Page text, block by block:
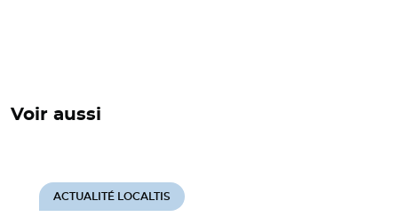
Voir aussi
ACTUALITÉ LOCALTIS